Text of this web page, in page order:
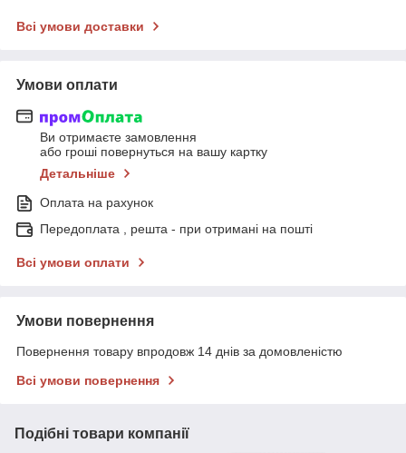
Всі умови доставки
Умови оплати
Ви отримаєте замовлення
або гроші повернуться на вашу картку
Детальніше
Оплата на рахунок
Передоплата , решта - при отримані на пошті
Всі умови оплати
Умови повернення
Повернення товару впродовж 14 днів за домовленістю
Всі умови повернення
Подібні товари компанії